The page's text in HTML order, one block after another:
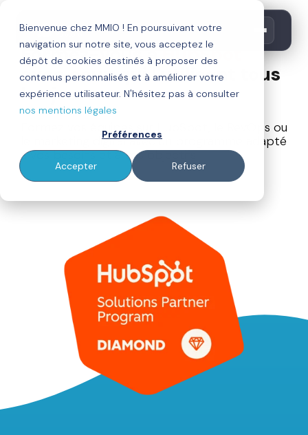
Bienvenue chez MMIO ! En poursuivant votre
navigation sur notre site, vous acceptez le
dépôt de cookies destinés à proposer des
contenus personnalisés et à améliorer votre
expérience utilisateur. N'hésitez pas à consulter
nos mentions légales
Préférences
Accepter Refuser
OBTENIR UN DEVIS
Formez-vous àHubSpot
avec ceux qui l'utilisent tous
les jours.
Formez vos équipes sur HubSpot, le RevOps ou
le marketing digital avec un programme adapté
à vos besoins et à vos objectifs.